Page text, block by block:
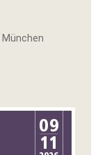
München